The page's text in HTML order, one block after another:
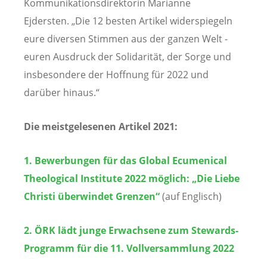
Kommunikationsdirektorin Marianne
Ejdersten. „Die 12 besten Artikel widerspiegeln
eure diversen Stimmen aus der ganzen Welt -
euren Ausdruck der Solidarität, der Sorge und
insbesondere der Hoffnung für 2022 und
darüber hinaus.“
Die meistgelesenen Artikel 2021:
1. Bewerbungen für das Global Ecumenical
Theological Institute 2022 möglich: „Die Liebe
Christi überwindet Grenzen“(auf Englisch)
2. ÖRK lädt junge Erwachsene zum Stewards-
Programm für die 11. Vollversammlung 2022